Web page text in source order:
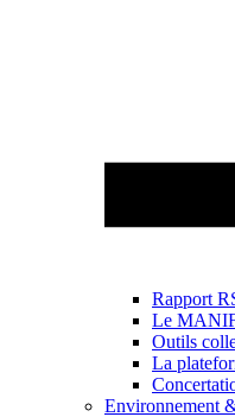
Rapport
Le
Outils
La
Environnement